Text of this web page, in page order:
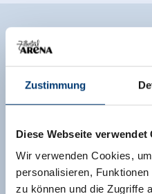
Zustimmung
Diese Webseite verwendet
Wir verwenden Cookies,
personalisieren,
zu können und die Zugriffe
Uitrusting van de accommodatie
🜉 🗔
Ligging
right on the ski-bus stop